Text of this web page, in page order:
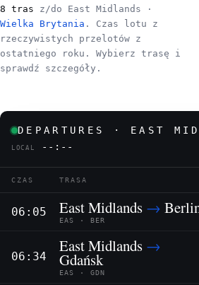
8 tras z/do East Midlands ·
Wielka Brytania . Czas lotu z
rzeczywistych przelotów z
ostatniego roku. Wybierz trasę i
sprawdź szczegóły.
DEPARTURES · EAST
LOCAL --:--
CZAS TRASA
06:05 East Midlands →
EAS · BER
06:34
East Midlands →
Gdańsk
EAS · GDN